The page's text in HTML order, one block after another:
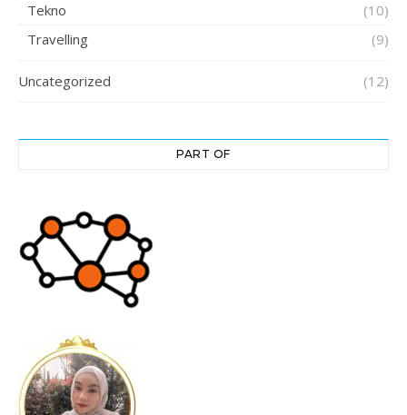
Tekno
(10)
Travelling
(9)
Uncategorized (12)
PART OF